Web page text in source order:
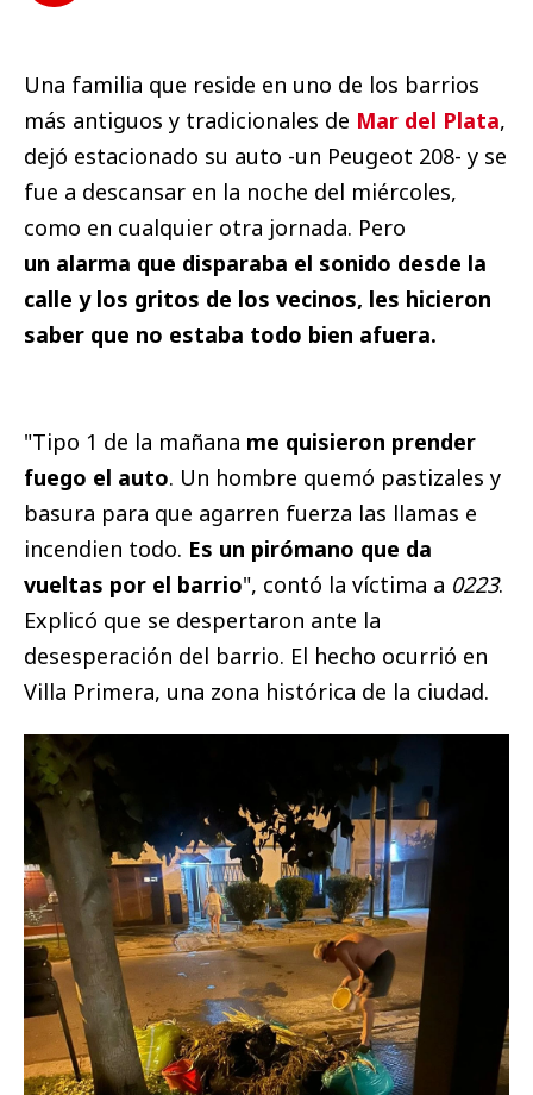
Una familia que reside en uno de los barrios
más antiguos y tradicionales de Mar del Plata,
dejó estacionado su auto -un Peugeot 208- y se
fue a descansar en la noche del miércoles,
como en cualquier otra jornada. Pero
un alarma que disparaba el sonido desde la
calle y los gritos de los vecinos, les hicieron
saber que no estaba todo bien afuera.
"Tipo 1 de la mañana me quisieron prender
fuego el auto. Un hombre quemó pastizales y
basura para que agarren fuerza las llamas e
incendien todo. Es un pirómano que da
vueltas por el barrio", contó la víctima a 0223.
Explicó que se despertaron ante la
desesperación del barrio. El hecho ocurrió en
Villa Primera, una zona histórica de la ciudad.